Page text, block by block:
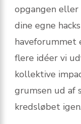
opgangen
dine egne
haveforummet
flere idéer vi
kollektive
grumsen ud af
kredsløbet